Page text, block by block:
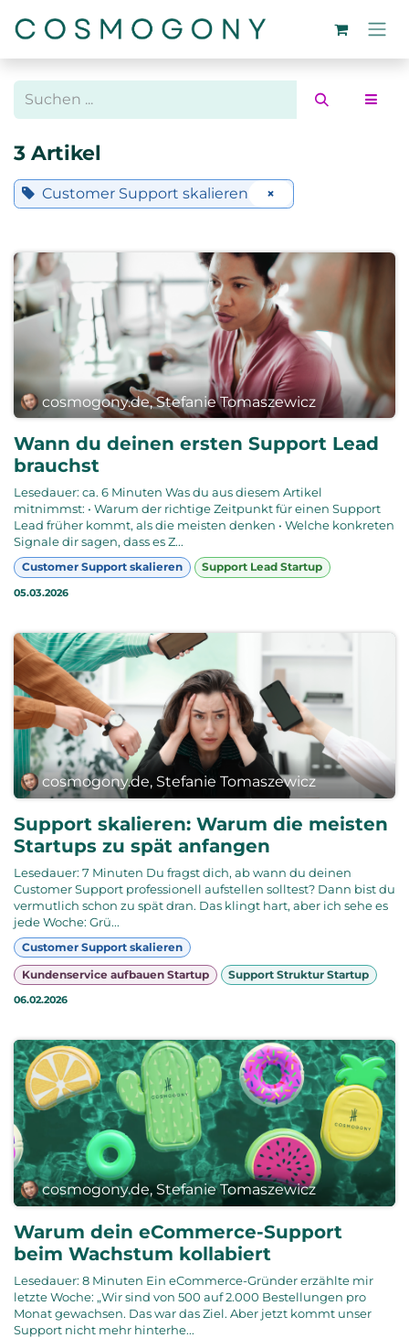
3 Artikel
Customer Support skalieren ×
cosmogony.de, Stefanie Tomaszewicz
Wann du deinen ersten Support Lead
brauchst
Lesedauer: ca. 6 Minuten Was du aus diesem Artikel
mitnimmst: • Warum der richtige Zeitpunkt für einen Support
Lead früher kommt, als die meisten denken • Welche konkreten
Signale dir sagen, dass es Z...
Customer Support skalieren Support Lead Startup
05.03.2026
cosmogony.de, Stefanie Tomaszewicz
Support skalieren: Warum die meisten
Startups zu spät anfangen
Lesedauer: 7 Minuten Du fragst dich, ab wann du deinen
Customer Support professionell aufstellen solltest? Dann bist du
vermutlich schon zu spät dran. Das klingt hart, aber ich sehe es
jede Woche: Grü...
Customer Support skalieren
Kundenservice aufbauen Startup Support Struktur Startup
06.02.2026
cosmogony.de, Stefanie Tomaszewicz
Warum dein eCommerce-Support
beim Wachstum kollabiert
Lesedauer: 8 Minuten Ein eCommerce-Gründer erzählte mir
letzte Woche: „Wir sind von 500 auf 2.000 Bestellungen pro
Monat gewachsen. Das war das Ziel. Aber jetzt kommt unser
Support nicht mehr hinterhe...